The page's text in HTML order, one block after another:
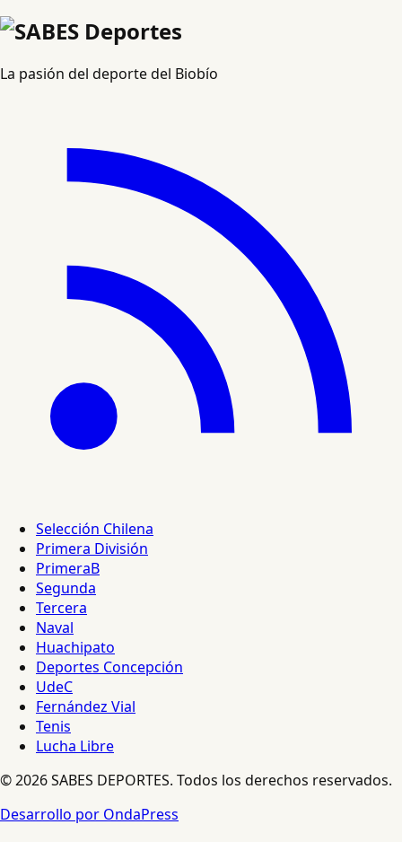
La pasión del deporte del Biobío
Selección Chilena
Primera División
PrimeraB
Segunda
Tercera
Naval
Huachipato
Deportes Concepción
UdeC
Fernández Vial
Tenis
Lucha Libre
© 2026 SABES DEPORTES. Todos los derechos reservados.
Desarrollo por OndaPress